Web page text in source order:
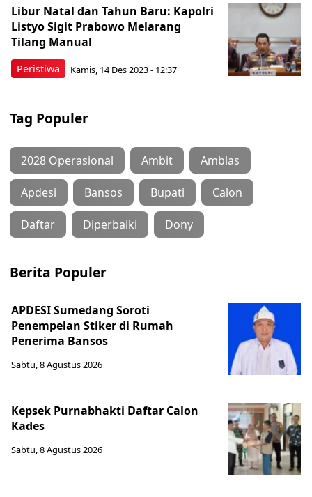
Peristiwa
Libur Natal dan Tahun Baru: Kapolri
Listyo Sigit Prabowo Melarang
Tilang Manual
Kamis, 14 Des 2023 - 12:37
Tag Populer
2028 Operasional Ambit Amblas
Apdesi Bansos Bupati Calon
Daftar Diperbaiki Dony
Berita Populer
APDESI Sumedang Soroti
Penempelan Stiker di Rumah
Penerima Bansos
Sabtu, 8 Agustus 2026
Kepsek Purnabhakti Daftar Calon
Kades
Sabtu, 8 Agustus 2026